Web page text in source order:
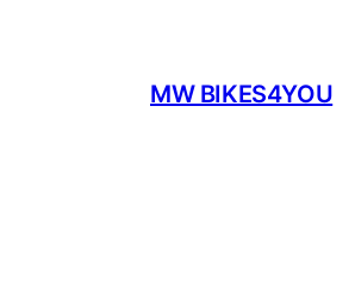
MW BIKES4YOU